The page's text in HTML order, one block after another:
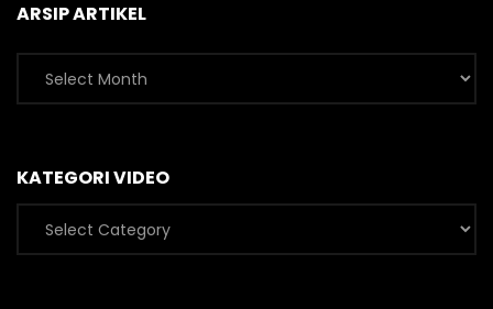
ARSIP ARTIKEL
Arsip
Artikel
KATEGORI VIDEO
Kategori
Video